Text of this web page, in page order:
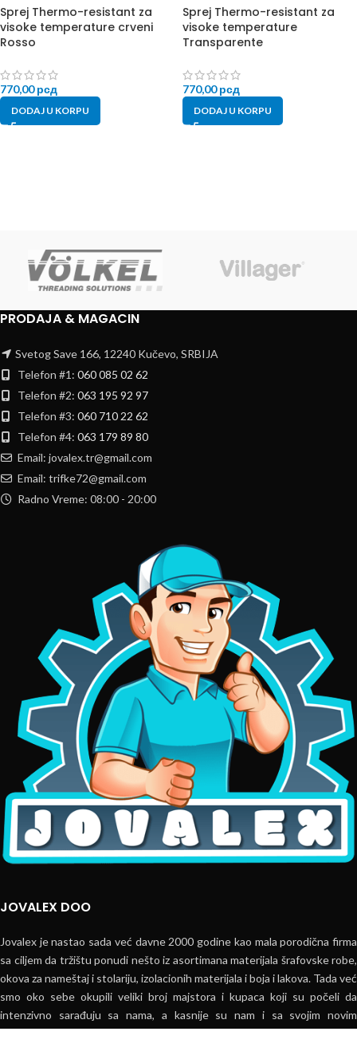
Sprej Thermo-resistant za
visoke temperature crveni
Rosso
770,00рсд
DODAJ U KORPU
Sprej Thermo-resistant za
visoke temperature
Transparente
770,00рсд
DODAJ U KORPU
PRODAJA & MAGACIN
Svetog Save 166, 12240 Kučevo, SRBIJA
Telefon #1: 060 085 02 62
Telefon #2: 063 195 92 97
Telefon #3: 060 710 22 62
Telefon #4: 063 179 89 80
Email: jovalex.tr@gmail.com
Email: trifke72@gmail.com
Radno Vreme: 08:00 - 20:00
JOVALEX DOO
Jovalex je nastao sada već davne 2000 godine kao mala porodična firma
sa ciljem da tržištu ponudi nešto iz asortimana materijala šrafovske robe,
okova za nameštaj i stolariju, izolacionih materijala i boja i lakova. Tada već
smo oko sebe okupili veliki broj majstora i kupaca koji su počeli da
intenzivno sarađuju sa nama, a kasnije su nam i sa svojim novim
zahtevima davali vetar u krila da proširimo asortiman i uđemo u neke